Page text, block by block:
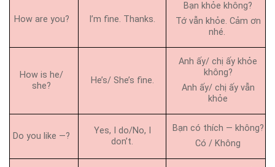
How are you? I’m fine. Thanks.
Bạn khỏe không?
Tớ vẫn khỏe. Cảm ơn
nhé.
How is he/
she?
He’s/ She’s fine.
Anh ấy/ chị ấy khỏe
không?
Anh ấy/ chị ấy vẫn
khỏe
Do you like —?
Yes, I do/No, I
don’t.
Bạn có thích — không?
Có / Không